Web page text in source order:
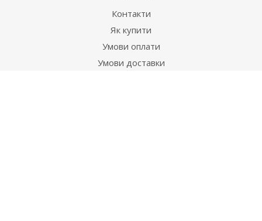
Контакти
Як купити
Умови оплати
Умови доставки